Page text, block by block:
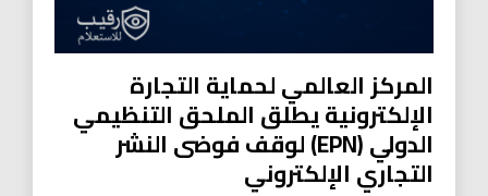
المركز العالمي لحماية التجارة
الإلكترونية يطلق الملحق التنظيمي
الدولي (EPN) لوقف فوضى النشر
التجاري الإلكتروني